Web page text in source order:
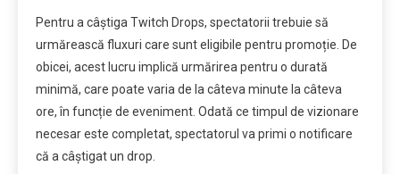
Pentru a câștiga Twitch Drops, spectatorii trebuie să
urmărească fluxuri care sunt eligibile pentru promoție. De
obicei, acest lucru implică urmărirea pentru o durată
minimă, care poate varia de la câteva minute la câteva
ore, în funcție de eveniment. Odată ce timpul de vizionare
necesar este completat, spectatorul va primi o notificare
că a câștigat un drop.